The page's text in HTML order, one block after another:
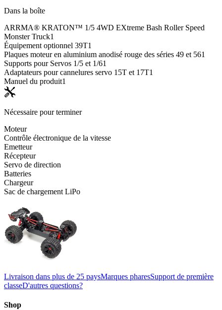
Dans la boîte
ARRMA® KRATON™ 1/5 4WD EXtreme Bash Roller Speed
Monster Truck1
Équipement optionnel 39T1
Plaques moteur en aluminium anodisé rouge des séries 49 et 561
Supports pour Servos 1/5 et 1/61
Adaptateurs pour cannelures servo 15T et 17T1
Manuel du produit1
Nécessaire pour terminer
Moteur
Contrôle électronique de la vitesse
Emetteur
Récepteur
Servo de direction
Batteries
Chargeur
Sac de chargement LiPo
Livraison dans plus de 25 paysMarques pharesSupport de première
classeD'autres questions?
Shop